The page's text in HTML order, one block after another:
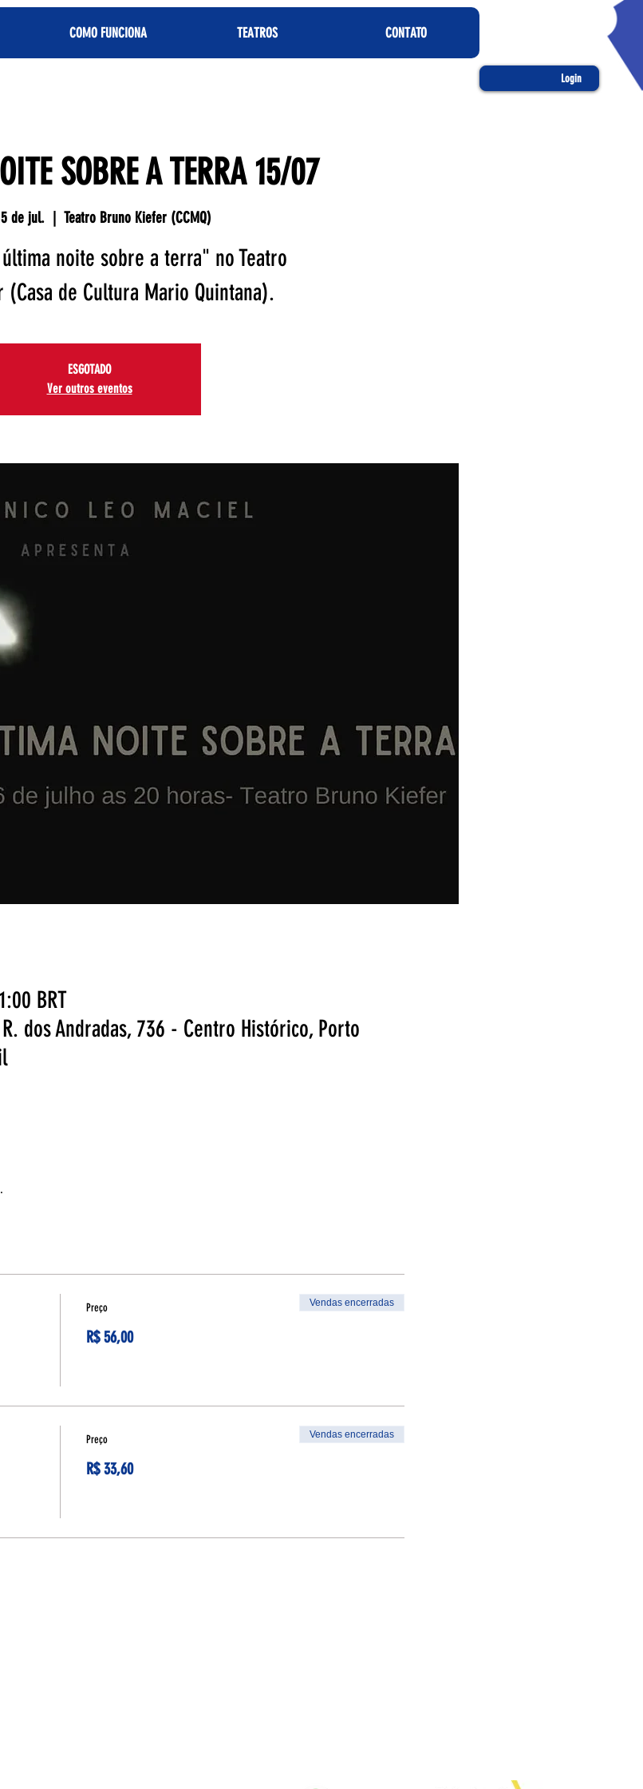
COMO FUNCIONA TEATROS CONTATO
Login
SOBRE A TERRA 15/07
de jul.
  |
Teatro Bruno Kiefer (CCMQ)
noite sobre a terra" no Teatro
(Casa de Cultura Mario Quintana).
ESGOTADO
Ver outros eventos
BRT
dos Andradas, 736 - Centro Histórico, Porto
Preço
R$ 56,00
Vendas encerradas
Preço
R$ 33,60
Vendas encerradas